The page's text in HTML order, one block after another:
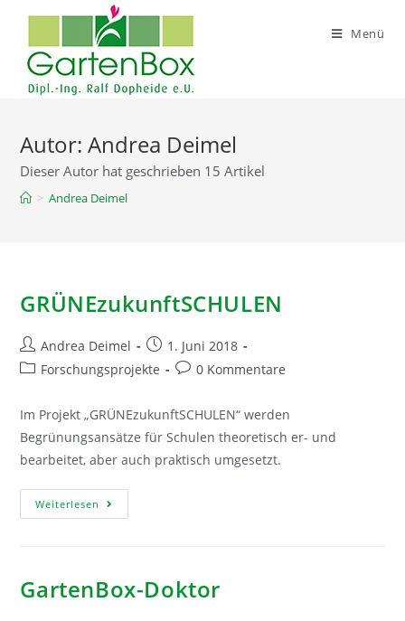
springen
Menü
Autor:Andrea Deimel
Dieser Autor hat geschrieben 15 Artikel
> Andrea Deimel
GRÜNEzukunftSCHULEN
Beitrags-
Autor:
Andrea Deimel
Beitrag
veröffentlicht:
1. Juni 2018
Beitrags-
Forschungsprojekte
Beitrags-
0 Kommentare
Im Projekt „GRÜNEzukunftSCHULEN“ werden
Begrünungsansätze für Schulen theoretisch er- und
bearbeitet, aber auch praktisch umgesetzt.
Weiterlesen GRÜNEzukunftSCHULEN
GartenBox-Doktor